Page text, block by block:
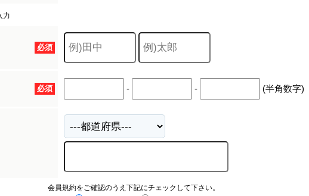
力
必須
必須 - - (半角数字)
会員規約をご確認のうえ下記にチェックして下さい。